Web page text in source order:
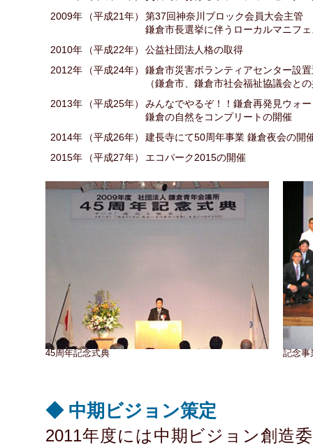
2009年
（平成21年）
第37回神奈川ブロック会員大会主管
鎌倉市長選挙に伴うローカルマニフ
2010年
（平成22年）
公益社団法人格の取得
2012年
（平成24年）
鎌倉市災害ボランティアセンター設
（鎌倉市、鎌倉市社会福祉協議会と
2013年
（平成25年）
みんなでやるぞ！！鎌倉再発見ウォ
鎌倉の自然をコンプリートの開催
2014年
（平成26年）
建長寺にて50周年事業 鎌倉夜会の開
2015年
（平成27年） エコパーク2015の開催
45周年記念式典 記念事
◆ 中期ビジョン策定
2011年度には中期ビジョン創造